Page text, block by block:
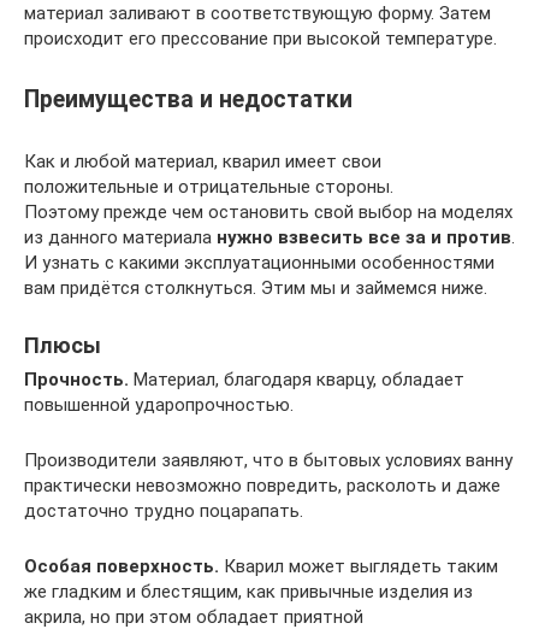
материал заливают в соответствующую форму. Затем
происходит его прессование при высокой температуре.
Преимущества и недостатки
Как и любой материал, кварил имеет свои
положительные и отрицательные стороны.
Поэтому прежде чем остановить свой выбор на моделях
из данного материала нужно взвесить все за и против.
И узнать с какими эксплуатационными особенностями
вам придётся столкнуться. Этим мы и займемся ниже.
Плюсы
Прочность. Материал, благодаря кварцу, обладает
повышенной ударопрочностью.
Производители заявляют, что в бытовых условиях ванну
практически невозможно повредить, расколоть и даже
достаточно трудно поцарапать.
Особая поверхность. Кварил может выглядеть таким
же гладким и блестящим, как привычные изделия из
акрила, но при этом обладает приятной